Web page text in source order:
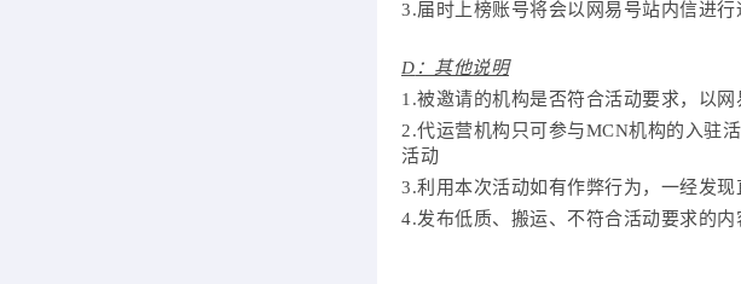
3.届时上榜账号将会以网易号站内信进行
D ：其他说明
1.被邀请的机构是否符合活动要求，以
2.代运营机构只可参与MCN机构的入驻
活动
3.利用本次活动如有作弊行为，一经发
4.发布低质、搬运、不符合活动要求的